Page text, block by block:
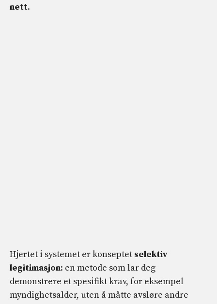
nett.
Hjertet i systemet er konseptet selektiv
legitimasjon: en metode som lar deg
demonstrere et spesifikt krav, for eksempel
myndighetsalder, uten å måtte avsløre andre